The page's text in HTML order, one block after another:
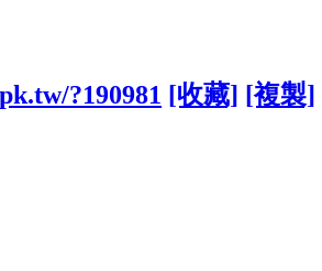
?190981 [收藏] [複製]